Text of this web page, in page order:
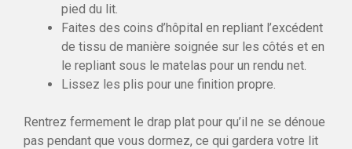
pied du lit.
Faites des coins d’hôpital en repliant l’excédent
de tissu de manière soignée sur les côtés et en
le repliant sous le matelas pour un rendu net.
Lissez les plis pour une finition propre.
Rentrez fermement le drap plat pour qu’il ne se dénoue
pas pendant que vous dormez, ce qui gardera votre lit